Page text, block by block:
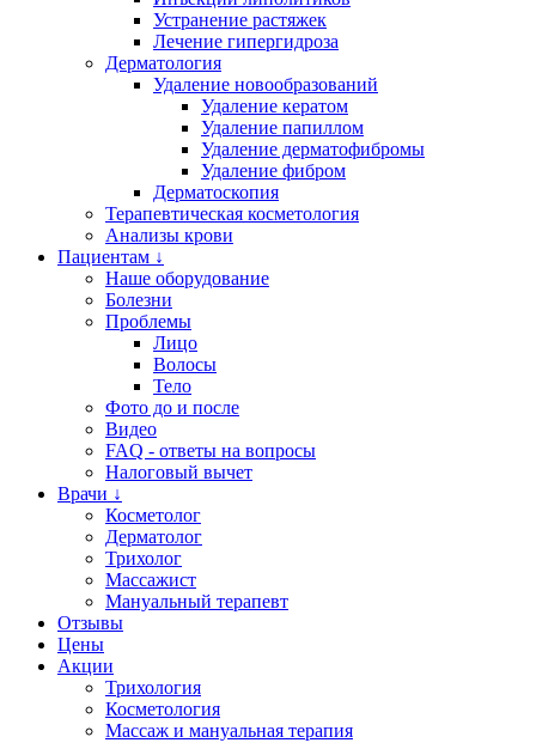
Устранение растяжек
Лечение гипергидроза
Дерматология
Удаление новообразований
Удаление кератом
Удаление папиллом
Удаление дерматофибромы
Удаление фибром
Дерматоскопия
Терапевтическая косметология
Анализы крови
Пациентам ↓
Наше оборудование
Болезни
Проблемы
Лицо
Волосы
Тело
Фото до и после
Видео
FAQ - ответы на вопросы
Налоговый вычет
Врачи ↓
Косметолог
Дерматолог
Трихолог
Массажист
Мануальный терапевт
Отзывы
Цены
Акции
Трихология
Косметология
Массаж и мануальная терапия